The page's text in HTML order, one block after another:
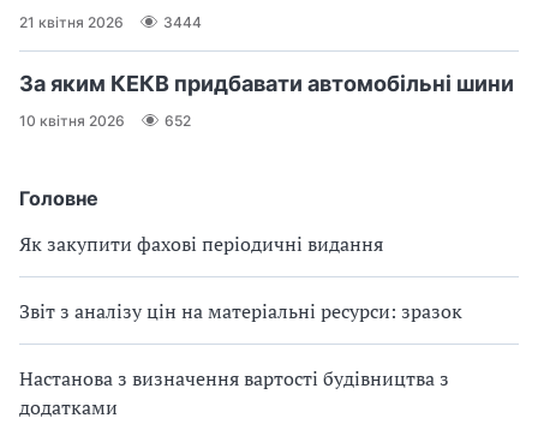
Головне
Як закупити фахові періодичні видання
Звіт з аналізу цін на матеріальні ресурси: зразок
Настанова з визначення вартості будівництва з
додатками
21 квітня 2026 3444
За яким КЕКВ придбавати автомобільні шини
10 квітня 2026 652